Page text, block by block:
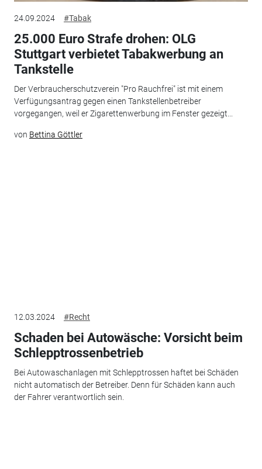
24.09.2024 #Tabak
25.000 Euro Strafe drohen: OLG
Stuttgart verbietet Tabakwerbung an
Tankstelle
Der Verbraucherschutzverein "Pro Rauchfrei" ist mit einem
Verfügungsantrag gegen einen Tankstellenbetreiber
vorgegangen, weil er Zigarettenwerbung im Fenster gezeigt...
von Bettina Göttler
12.03.2024 #Recht
Schaden bei Autowäsche: Vorsicht beim
Schlepptrossenbetrieb
Bei Autowaschanlagen mit Schlepptrossen haftet bei Schäden
nicht automatisch der Betreiber. Denn für Schäden kann auch
der Fahrer verantwortlich sein.